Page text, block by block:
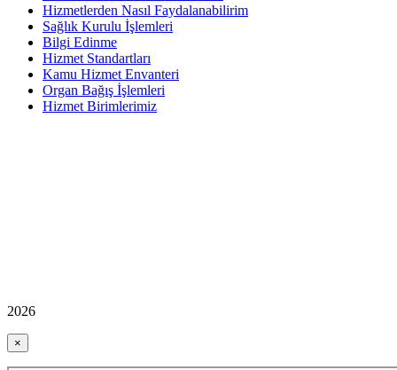
Hizmetlerden Nasıl Faydalanabilirim
Sağlık Kurulu İşlemleri
Bilgi Edinme
Hizmet Standartları
Kamu Hizmet Envanteri
Organ Bağış İşlemleri
Hizmet Birimlerimiz
2026
×